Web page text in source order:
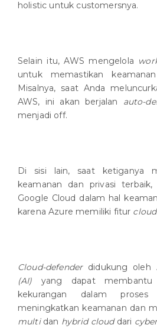
holistic untuk customersnya.
Selain itu, AWS mengelola
untuk memastikan
Misalnya, saat Anda
AWS, ini akan berjalan auto-
menjadi off.
Di sisi lain, saat ketiganya
keamanan dan privasi
Google Cloud dalam hal
karena Azure memiliki fitur
Cloud-defenderdidukung oleh
(AI) yang dapat membantu
kekurangan dalam
meningkatkan keamanan dan
multidan hybrid cloud dari